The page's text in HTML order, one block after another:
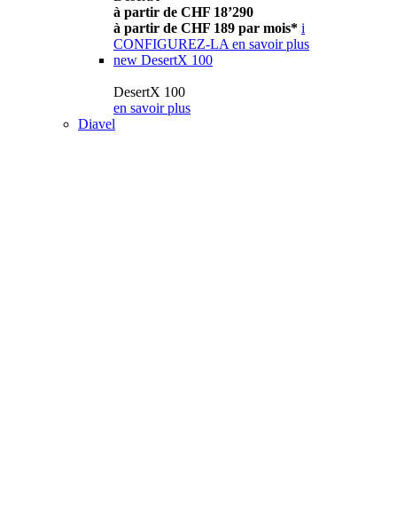
à partir de CHF 18’290
à partir de CHF 189 par mois* i
CONFIGUREZ-LA en savoir plus
new DesertX 100
DesertX 100
en savoir plus
Diavel